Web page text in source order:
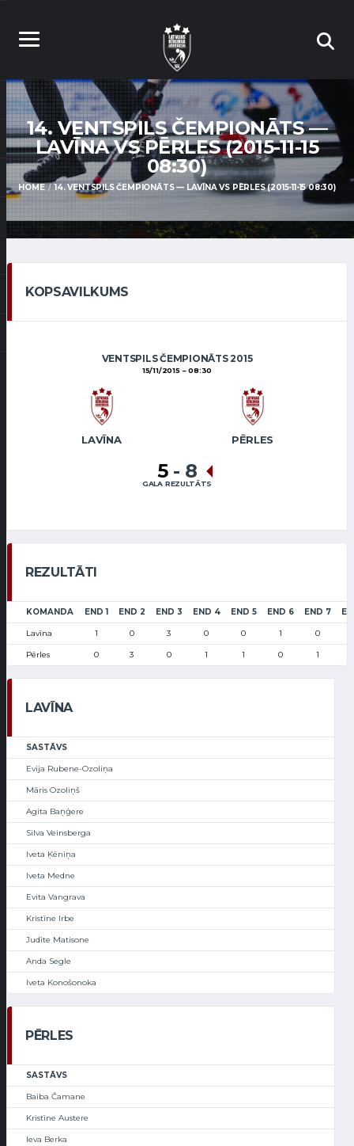
14. VENTSPILS ČEMPIONĀTS —
LAVĪNA VS PĒRLES (2015-11-15
08:30)
HOME 14. VENTSPILS ČEMPIONĀTS — LAVĪNA VS PĒRLES (2015-11-15 08:30)
KOPSAVILKUMS
VENTSPILS ČEMPIONĀTS 2015
15/11/2015 08:30
LAVĪNA PĒRLES
5 - 8
GALA REZULTĀTS
REZULTĀTI
KOMANDA END 1 END 2 END 3 END 4 END 5 END 6 END 7
Lavīna 1 0 3 0 0 1 0
Pērles 0 3 0 1 1 0 1
LAVĪNA
SASTĀVS
Evija Rubene-Ozoliņa
Māris Ozoliņš
Agita Baņģere
Silva Veinsberga
Iveta Ķēniņa
Iveta Medne
Evita Vangrava
Kristīne Irbe
Judīte Matisone
Anda Segle
Iveta Konošonoka
PĒRLES
SASTĀVS
Baiba Čamane
Kristīne Austere
Ieva Berka